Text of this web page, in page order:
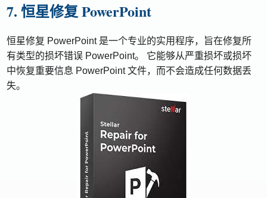
7. 恒星修复 PowerPoint
恒星修复 PowerPoint 是一个专业的实用程序，旨在修复所
有类型的损坏错误 PowerPoint。 它能够从严重损坏或损坏
中恢复重要信息 PowerPoint 文件，而不会造成任何数据丢
失。